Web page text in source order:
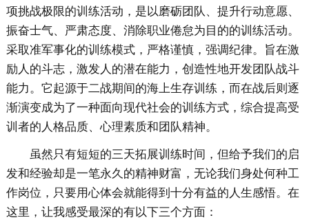
项挑战极限的训练活动，是以磨砺团队、提升行动意愿、
振奋士气、严肃态度、消除职业倦怠为目的的训练活动。
采取准军事化的训练模式，严格谨慎，强调纪律。旨在激
励人的斗志，激发人的潜在能力，创造性地开发团队战斗
能力。它起源于二战期间的海上生存训练，而在战后则逐
渐演变成为了一种面向现代社会的训练方式，综合提高受
训者的人格品质、心理素质和团队精神。
虽然只有短短的三天拓展训练时间，但给予我们的启
发和经验却是一笔永久的精神财富，无论我们身处何种工
作岗位，只要用心体会就能得到十分有益的人生感悟。在
这里，让我感受最深的有以下三个方面：